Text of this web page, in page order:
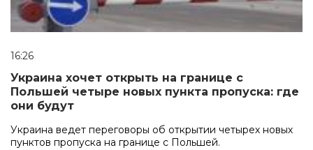
16:26
Украина хочет открыть на границе с
Польшей четыре новых пункта пропуска: где
они будут
Украина ведет переговоры об открытии четырех новых
пунктов пропуска на границе с Польшей.